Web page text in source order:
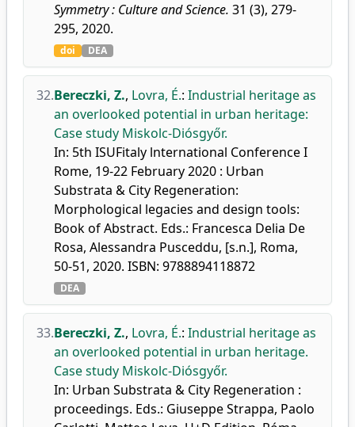
Symmetry : Culture and Science. 31 (3), 279-
295, 2020.
doi DEA
32.Bereczki, Z., Lovra, É.: Industrial heritage as
an overlooked potential in urban heritage:
Case study Miskolc-Diósgyőr.
In: 5th ISUFitaly lnternational Conference I
Rome, 19-22 February 2020 : Urban
Substrata & City Regeneration:
Morphological legacies and design tools:
Book of Abstract. Eds.: Francesca Delia De
Rosa, Alessandra Pusceddu, [s.n.], Roma,
50-51, 2020. ISBN: 9788894118872
DEA
33.Bereczki, Z., Lovra, É.: Industrial heritage as
an overlooked potential in urban heritage.
Case study Miskolc-Diósgyőr.
In: Urban Substrata & City Regeneration :
proceedings. Eds.: Giuseppe Strappa, Paolo